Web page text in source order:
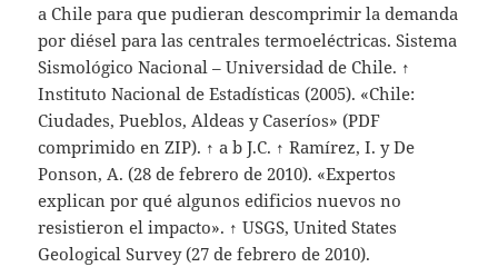
a Chile para que pudieran descomprimir la demanda
por diésel para las centrales termoeléctricas. Sistema
Sismológico Nacional – Universidad de Chile. ↑
Instituto Nacional de Estadísticas (2005). «Chile:
Ciudades, Pueblos, Aldeas y Caseríos» (PDF
comprimido en ZIP). ↑ a b J.C. ↑ Ramírez, I. y De
Ponson, A. (28 de febrero de 2010). «Expertos
explican por qué algunos edificios nuevos no
resistieron el impacto». ↑ USGS, United States
Geological Survey (27 de febrero de 2010).